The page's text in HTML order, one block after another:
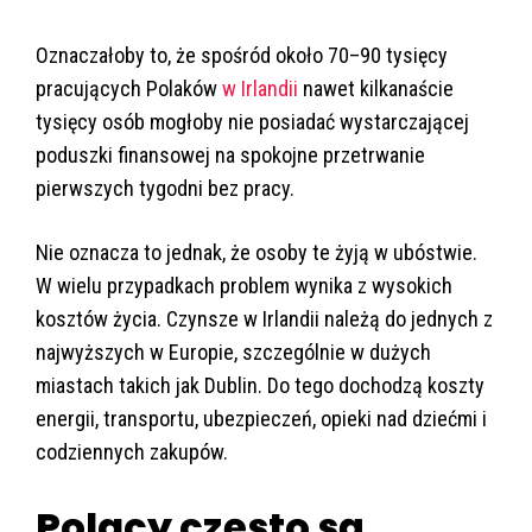
Oznaczałoby to, że spośród około 70–90 tysięcy
pracujących Polakóww Irlandii nawet kilkanaście
tysięcy osób mogłoby nie posiadać wystarczającej
poduszki finansowej na spokojne przetrwanie
pierwszych tygodni bez pracy.
Nie oznacza to jednak, że osoby te żyją w ubóstwie.
W wielu przypadkach problem wynika z wysokich
kosztów życia. Czynsze w Irlandii należą do jednych z
najwyższych w Europie, szczególnie w dużych
miastach takich jak Dublin. Do tego dochodzą koszty
energii, transportu, ubezpieczeń, opieki nad dziećmi i
codziennych zakupów.